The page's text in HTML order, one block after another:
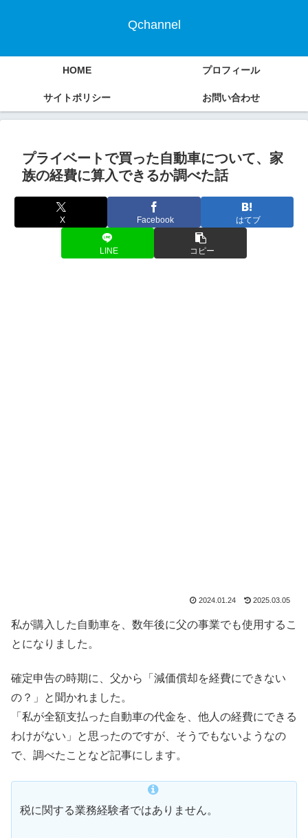
Qchannel
HOME プロフィール
サイトポリシー お問い合わせ
プライベートで買った自動車について、家
族の経費に算入できるか調べた話
X Facebook はてブ
LINE コピー
2024.01.24 2025.03.05
私が購入した自動車を、数年後に父の事業でも使用するこ
とになりました。
確定申告の時期に、父から「減価償却を経費にできない
の？」と聞かれました。
「私が全額支払った自動車の代金を、他人の経費にできる
わけがない」と思ったのですが、そうでもないようなの
で、調べたことなど記事にします。
税に関する業務経験者ではありません。